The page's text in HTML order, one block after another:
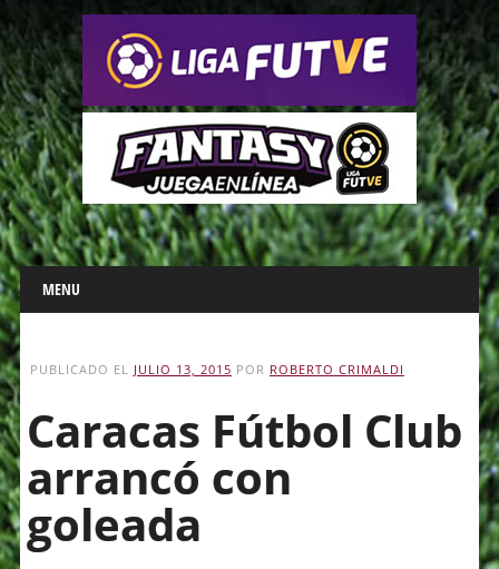
Main menu
Skip
to
content
MENU
PUBLICADO EL JULIO 13, 2015 POR ROBERTO CRIMALDI
Caracas Fútbol Club
arrancó con
goleada